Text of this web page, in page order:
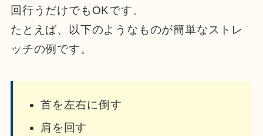
回行うだけでもOKです。
たとえば、以下のようなものが簡単なストレ
ッチの例です。
首を左右に倒す
肩を回す